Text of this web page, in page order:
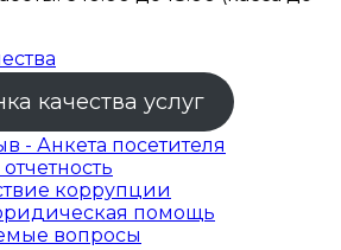
качества услуг
- Анкета посетителя
коррупции
помощь
вопросы